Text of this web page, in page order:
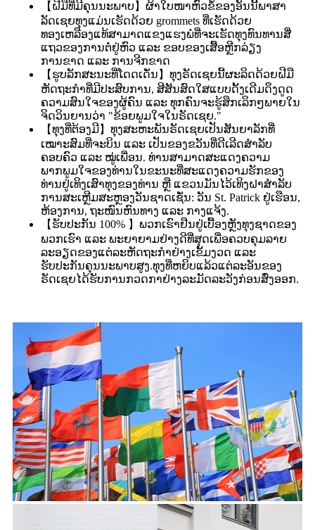
【 ຝີມືທີ່ມີຄຸນນະພາບ】ຜ້າໃບໜາຫົວຂໍ້ຂອງອັນນີ້ພາສາ
ລັດເຊຍທຸງແມ່ນເຮັດດ້ວຍ grommets ທີ່ເຮັດດ້ວຍ
ທອງເຫລືອງແທ້ສາມາດແຂງແຮງພໍທີ່ຈະເຮັດທຸງທົນທານສີ່
ແຖວຂອງການຕໍ່ຢູ່ຫົວ ແລະ ຂອບຂອງເສື້ອຫຼີກລ່ຽງ
ການຂາດ ແລະ ການຈີກຂາດ
【 ຮູບລັກສະນະທີ່ໂດດເດັ່ນ】 ທຸງຣັດເຊຍນີ້ຜະລິດດ້ວຍຝີມື
ຫັດຖະກຳທີ່ມີປະສົບການ, ສີສັນສົດໃສແບບດັ້ງເດີມດຶງດູດ
ຄວາມສົນໃຈຂອງຜູ້ຄົນ ແລະ ທຸກຄົນຈະຮູ້ສຶກເລິກໆພາຍໃນ
ຈິດວິນຍານວ່າ "ຂ້ອຍພູມໃຈໃນຣັດເຊຍ."
【ທຸງທີ່ຕ້ອງມີ】ທຸງສະຫະພັນຣັດເຊຍເປັນສັນຍາລັກທີ່
ເໝາະສົມທີ່ຈະບິນ ແລະ ເປັນຂອງຂວັນທີ່ດີເລີດສຳລັບ
ຄອບຄົວ ແລະ ໝູ່ເພື່ອນ. ທ່ານສາມາດສະແດງຄວາມ
ພາກພູມໃຈຂອງທ່ານໃນຂະນະທີ່ສະແດງຄວາມຮັກຂອງ
ທ່ານຢູ່ເທິງເສົາທຸງຂອງທ່ານ ຫຼື ແຂວນມັນໄວ້ເທິງຝາສຳລັບ
ການສະເຫຼີມສະຫຼອງວັນຊາດເຊັ່ນ: ວັນ St. Patrick ຢູ່ເຮືອນ,
ຫ້ອງການ, ຖະໜົນຫົນທາງ ແລະ ກາງແຈ້ງ.
【 ຮັບປະກັນ 100% 】ພວກເຮົາຢືນຢູ່ເບື້ອງຫຼັງທຸງຊາດຂອງ
ພວກເຮົາ ແລະ ພະຍາຍາມຢ່າງດີທີ່ສຸດເພື່ອຄວບຄຸມລາຍ
ລະອຽດຂອງແຕ່ລະຫັດຖະກຳຢ່າງເຂັ້ມງວດ ແລະ
ຮັບປະກັນຄຸນນະພາບສູງ.ທຸງທີ່ຫຍິບແລ້ວແຕ່ລະອັນຂອງ
ຣັດເຊຍໄດ້ຮັບການກວດກາຢ່າງລະມັດລະວັງກ່ອນສົ່ງອອກ.